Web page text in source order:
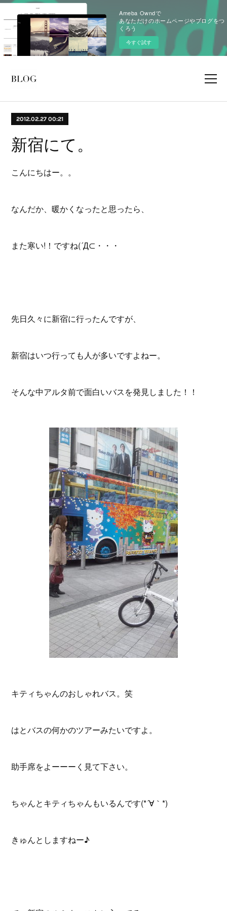
Ameba Owndで
あなただけのホームページやブログをつ
くろう
今すぐ試す
2012.02.27 00:21
新宿にて。
こんにちはー。。
なんだか、暖かくなったと思ったら、
また寒い!！ですね(´Д⊂・・・
先日久々に新宿に行ったんですが、
新宿はいつ行っても人が多いですよねー。
そんな中アルタ前で面白いバスを発見しました！！
キティちゃんのおしゃれバス。笑
はとバスの何かのツアーみたいですよ。
助手席をよーーーく見て下さい。
ちゃんとキティちゃんもいるんです(*´∀｀*)
きゅんとしますねー♪